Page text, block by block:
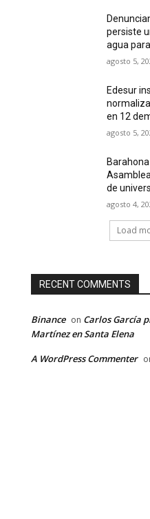
persiste
agua
agosto 5,
Edesur
en 12
agosto 5,
de
agosto 4,
Load
RECENT COMMENTS
Binance on Carlos García
Martínez en Santa Elena
A WordPress Commenter